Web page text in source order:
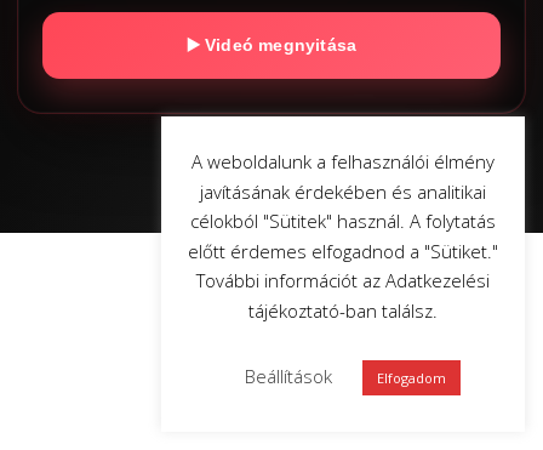
▶️ Videó megnyitása
A weboldalunk a felhasználói élmény
javításának érdekében és analitikai
célokból "Sütitek" használ. A folytatás
előtt érdemes elfogadnod a "Sütiket."
További információt az Adatkezelési
tájékoztató-ban találsz.
Beállítások Elfogadom